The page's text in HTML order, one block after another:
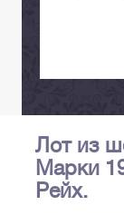
Лот из
Марки
Рейх.